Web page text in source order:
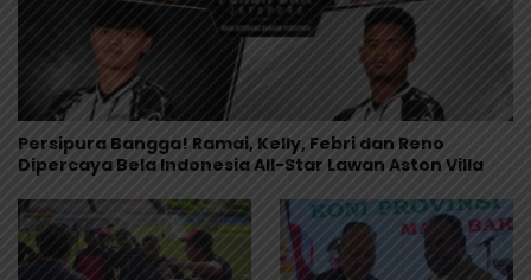
Persipura Bangga! Ramai, Kelly, Febri dan Reno
Dipercaya Bela Indonesia All-Star Lawan Aston Villa